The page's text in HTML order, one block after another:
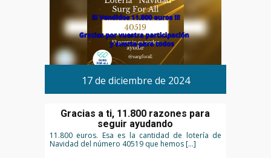
17 de diciembre de 2024
Gracias a ti, 11.800 razones para
seguir ayudando
11.800 euros. Esa es la cantidad de lotería de
Navidad del número 40519 que hemos […]